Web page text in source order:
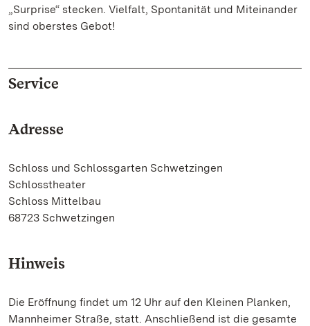
„Surprise“ stecken. Vielfalt, Spontanität und Miteinander
sind oberstes Gebot!
Service
Adresse
Schloss und Schlossgarten Schwetzingen
Schlosstheater
Schloss Mittelbau
68723 Schwetzingen
Hinweis
Die Eröffnung findet um 12 Uhr auf den Kleinen Planken,
Mannheimer Straße, statt. Anschließend ist die gesamte